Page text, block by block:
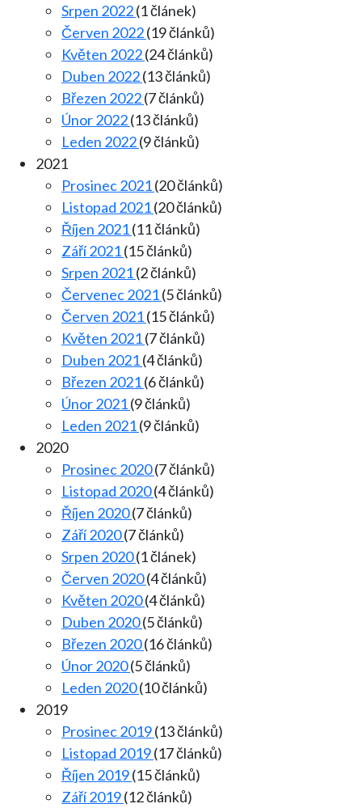
Srpen 2022(1 článek)
Červen 2022(19 článků)
Květen 2022(24 článků)
Duben 2022(13 článků)
Březen 2022(7 článků)
Únor 2022(13 článků)
Leden 2022(9 článků)
2021
Prosinec 2021(20 článků)
Listopad 2021(20 článků)
Říjen 2021(11 článků)
Září 2021(15 článků)
Srpen 2021(2 článků)
Červenec 2021(5 článků)
Červen 2021(15 článků)
Květen 2021(7 článků)
Duben 2021(4 článků)
Březen 2021(6 článků)
Únor 2021(9 článků)
Leden 2021(9 článků)
2020
Prosinec 2020(7 článků)
Listopad 2020(4 článků)
Říjen 2020(7 článků)
Září 2020(7 článků)
Srpen 2020(1 článek)
Červen 2020(4 článků)
Květen 2020(4 článků)
Duben 2020(5 článků)
Březen 2020(16 článků)
Únor 2020(5 článků)
Leden 2020(10 článků)
2019
Prosinec 2019(13 článků)
Listopad 2019(17 článků)
Říjen 2019(15 článků)
Září 2019(12 článků)